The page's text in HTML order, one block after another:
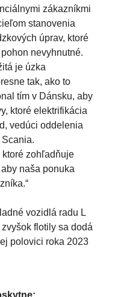
zákazníkmi
stanovenia
úprav, ktoré
nevyhnutné.
je úzka
tak, ako to
tím v Dánsku, aby
ktoré elektrifikácia
vedúci oddelenia
ktoré zohľadňuje
naša ponuka
vozidlá radu L
flotily sa dodá
polovici roka 2023